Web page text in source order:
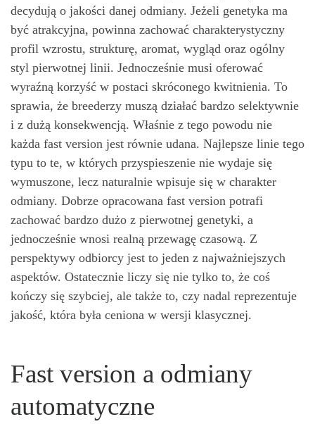
decydują o jakości danej odmiany. Jeżeli genetyka ma
być atrakcyjna, powinna zachować charakterystyczny
profil wzrostu, strukturę, aromat, wygląd oraz ogólny
styl pierwotnej linii. Jednocześnie musi oferować
wyraźną korzyść w postaci skróconego kwitnienia. To
sprawia, że breederzy muszą działać bardzo selektywnie
i z dużą konsekwencją. Właśnie z tego powodu nie
każda fast version jest równie udana. Najlepsze linie tego
typu to te, w których przyspieszenie nie wydaje się
wymuszone, lecz naturalnie wpisuje się w charakter
odmiany. Dobrze opracowana fast version potrafi
zachować bardzo dużo z pierwotnej genetyki, a
jednocześnie wnosi realną przewagę czasową. Z
perspektywy odbiorcy jest to jeden z najważniejszych
aspektów. Ostatecznie liczy się nie tylko to, że coś
kończy się szybciej, ale także to, czy nadal reprezentuje
jakość, która była ceniona w wersji klasycznej.
Fast version a odmiany
automatyczne